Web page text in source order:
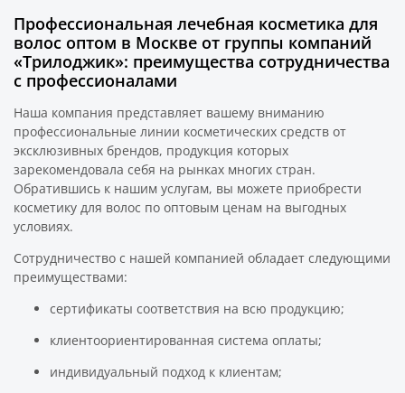
Профессиональная лечебная косметика для
волос оптом в Москве от группы компаний
«Трилоджик»: преимущества сотрудничества
с профессионалами
Наша компания представляет вашему вниманию
профессиональные линии косметических средств от
эксклюзивных брендов, продукция которых
зарекомендовала себя на рынках многих стран.
Обратившись к нашим услугам, вы можете приобрести
косметику для волос по оптовым ценам на выгодных
условиях.
Сотрудничество с нашей компанией обладает следующими
преимуществами:
сертификаты соответствия на всю продукцию;
клиентоориентированная система оплаты;
индивидуальный подход к клиентам;